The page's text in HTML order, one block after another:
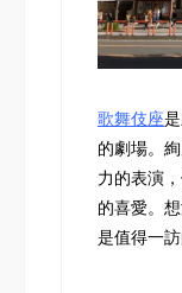
歌舞伎座
的劇場。
力的表演
的喜愛。
是值得一訪